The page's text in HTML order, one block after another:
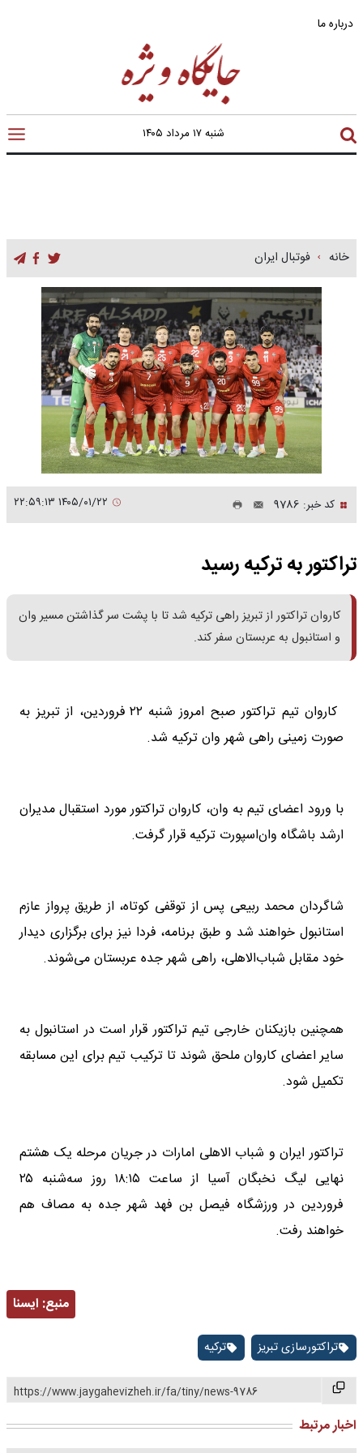
درباره ما
شنبه ۱۷ مرداد ۱۴۰۵
خانه فوتبال ایران
کد خبر: 9786
تراکتور به ترکیه رسید
کاروان تراکتور از تبریز راهی ترکیه شد تا با پشت سر گذاشتن مسیر وان
و استانبول به عربستان سفر کند.
کاروان تیم تراکتور صبح امروز شنبه ۲۲ فروردین، از تبریز به
صورت زمینی راهی شهر وان ترکیه شد.
با ورود اعضای تیم به وان، کاروان تراکتور مورد استقبال مدیران
ارشد باشگاه وان‌اسپورت ترکیه قرار گرفت.
شاگردان محمد ربیعی پس از توقفی کوتاه، از طریق پرواز عازم
استانبول خواهند شد و طبق برنامه، فردا نیز برای برگزاری دیدار
خود مقابل شباب‌الاهلی، راهی شهر جده عربستان می‌شوند.
همچنین بازیکنان خارجی تیم تراکتور قرار است در استانبول به
سایر اعضای کاروان ملحق شوند تا ترکیب تیم برای این مسابقه
تکمیل شود.
تراکتور ایران و شباب الاهلی امارات در جریان مرحله یک هشتم
نهایی لیگ نخبگان آسیا از ساعت ۱۸:۱۵ روز سه‌شنبه ۲۵
فروردین در ورزشگاه فیصل بن فهد شهر جده به مصاف هم
خواهند رفت.
منبع: ايسنا
تراکتورسازی تبریز ترکیه
https://www.jaygahevizheh.ir/fa/tiny/news-9786
اخبار مرتبط